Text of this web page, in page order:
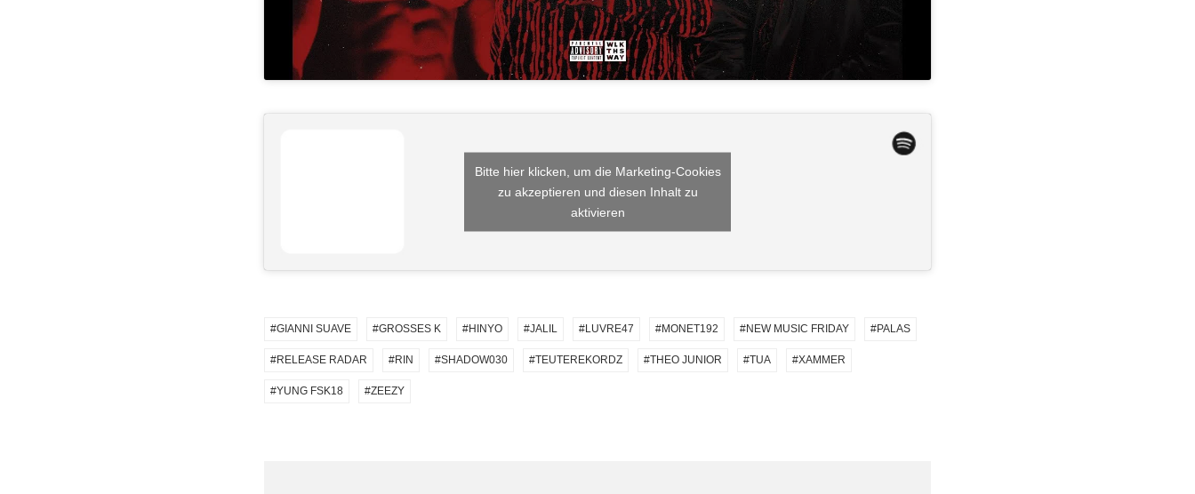
Bitte hier klicken, um die Marketing-Cookies
zu akzeptieren und diesen Inhalt zu
aktivieren
GIANNI SUAVE GROSSES K HINYO JALIL LUVRE47 MONET192 NEW MUSIC FRIDAY PALAS
RELEASE RADAR RIN SHADOW030 TEUTEREKORDZ THEO JUNIOR TUA XAMMER
YUNG FSK18 ZEEZY